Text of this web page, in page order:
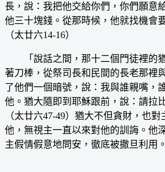
長，說：我把他交給你們，你們願意
他三十塊錢。從那時候，他就找機會
（太廿六14-16）
「說話之間，那十二個門徒裡的
著刀棒，從祭司長和民間的長老那裡
了他們一個暗號，說：我與誰親嘴，
他。猶大隨即到耶穌跟前，說：請拉
（太廿六47-49）猶大不但貪財，也
他，無視主一直以來對他的訓誨。他
主假情假意地問安，徹底被撒旦利用。